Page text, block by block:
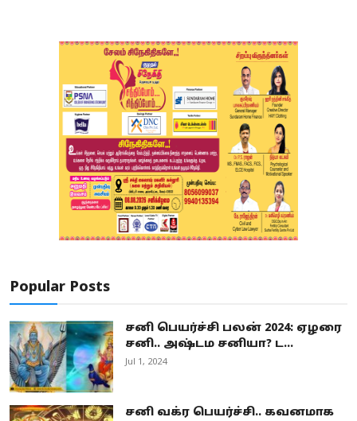
Popular Posts
சனி பெயர்ச்சி பலன் 2024: ஏழரை
சனி.. அஷ்டம சனியா? ட...
Jul 1, 2024
சனி வக்ர பெயர்ச்சி.. கவனமாக